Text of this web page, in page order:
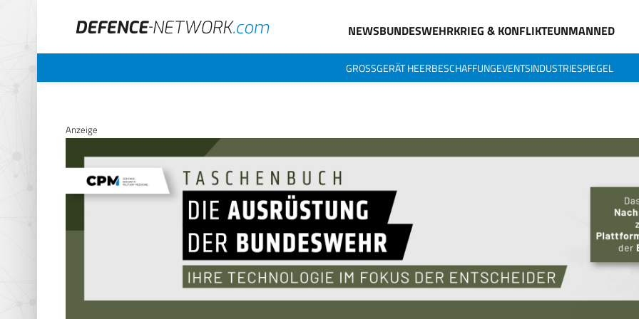
NEWSBUNDESWEHRKRIEG & KONFLIKTEUNMANNED
GROSSGERÄT HEERBESCHAFFUNGEVENTSINDUSTRIESPIEGEL
Anzeige